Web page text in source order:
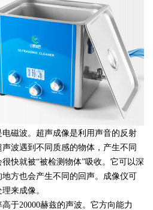
磁波。超声成像是利用声音的反射
波遇到不同质感的物体，产生不同
快就被“被检测物体”吸收。它可以深
方也会产生不同的回声。成像仪可
来成像。
于20000赫兹的声波。它方向能力